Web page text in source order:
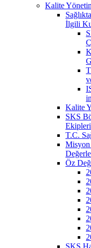
Kalite
İlgili
Kalite
SKS
T.C.
Öz
SKS